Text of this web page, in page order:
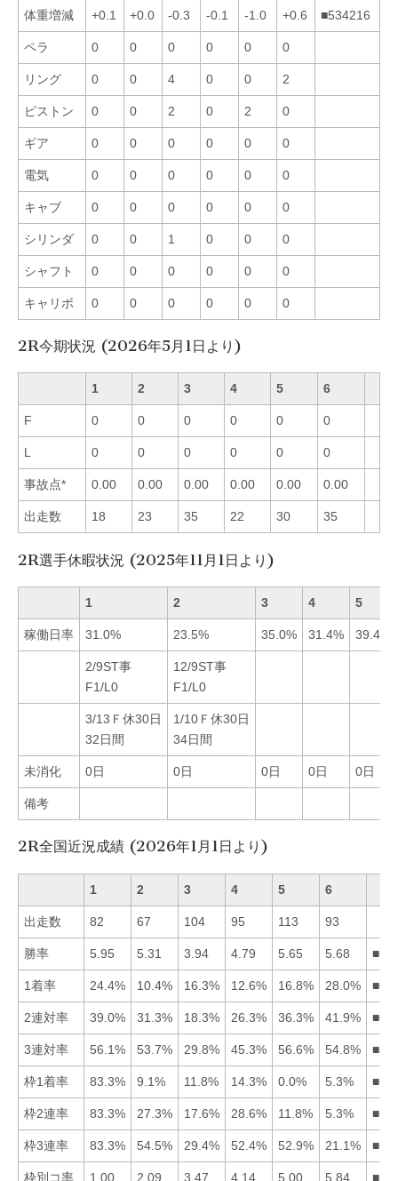
体重増減 +0.1 +0.0 -0.3 -0.1 -1.0 +0.6 ■534216
ペラ 0 0 0 0 0 0
リング 0 0 4 0 0 2
ピストン 0 0 2 0 2 0
ギア 0 0 0 0 0 0
電気 0 0 0 0 0 0
キャブ 0 0 0 0 0 0
シリンダ 0 0 1 0 0 0
シャフト 0 0 0 0 0 0
キャリボ 0 0 0 0 0 0
2R今期状況 (2026年5月1日より)
1 2 3 4 5 6
F 0 0 0 0 0 0
L 0 0 0 0 0 0
事故点* 0.00 0.00 0.00 0.00 0.00 0.00
出走数 18 23 35 22 30 35
2R選手休暇状況 (2025年11月1日より)
1 2 3 4 5
稼働日率 31.0% 23.5% 35.0% 31.4% 39.4%
2/9ST事
F1/L0
12/9ST事
F1/L0
3/13Ｆ休30日
32日間
1/10Ｆ休30日
34日間
未消化 0日 0日 0日 0日 0日
備考
2R全国近況成績 (2026年1月1日より)
1 2 3 4 5 6
出走数 82 67 104 95 113 93
勝率 5.95 5.31 3.94 4.79 5.65 5.68
1着率 24.4% 10.4% 16.3% 12.6% 16.8% 28.0%
2連対率 39.0% 31.3% 18.3% 26.3% 36.3% 41.9%
3連対率 56.1% 53.7% 29.8% 45.3% 56.6% 54.8%
枠1着率 83.3% 9.1% 11.8% 14.3% 0.0% 5.3%
枠2連率 83.3% 27.3% 17.6% 28.6% 11.8% 5.3%
枠3連率 83.3% 54.5% 29.4% 52.4% 52.9% 21.1%
枠別コ率 1.00 2.09 3.47 4.14 5.00 5.84